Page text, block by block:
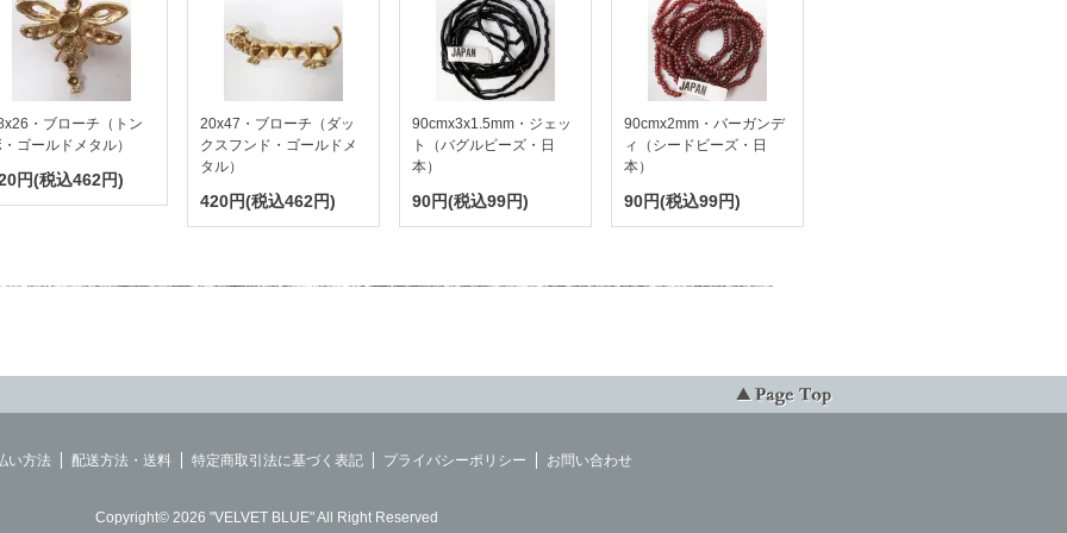
・ブローチ（トン
ゴールドメタル）
円(税込462円)
20x47・ブローチ（ダッ
クスフンド・ゴールドメ
タル）
420円(税込462円)
90cmx3x1.5mm・ジェッ
ト（バグルビーズ・日
本）
90円(税込99円)
90cmx2mm・バーガンデ
ィ（シードビーズ・日
本）
90円(税込99円)
い方法 配送方法・送料 特定商取引法に基づく表記 プライバシーポリシー お問い合わせ
Copyright© 2026 "VELVET BLUE" All Right Reserved